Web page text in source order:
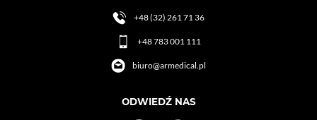
+48 (32) 261 71 36
+48 783 001 111
biuro@armedical.pl
ODWIEDŹ NAS